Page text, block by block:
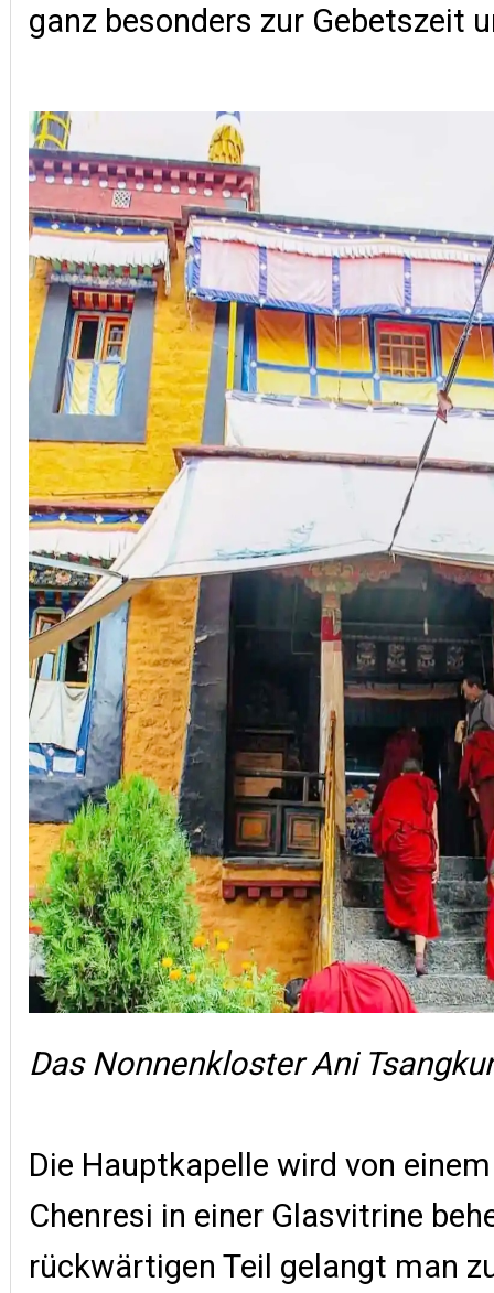
ganz besonders zur Gebetszeit
Das Nonnenkloster Ani
Die Hauptkapelle wird von
Chenresi in einer Glasvitrine
rückwärtigen Teil gelangt man